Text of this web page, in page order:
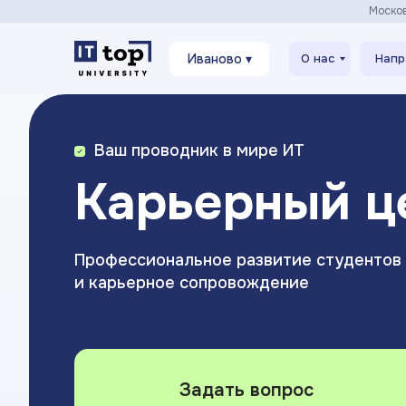
Иваново ▾ О нас
Карьерный
Профессиональное развитие студентов
и карьерное сопровождение
Ваш проводник в мире ИТ
Задать вопрос